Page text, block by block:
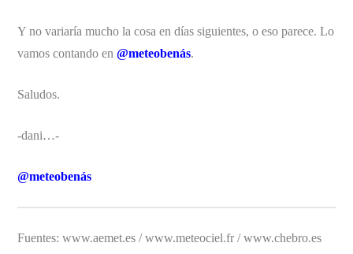
Y no variaría mucho la cosa en días siguientes, o eso parece. Lo
vamos contando en@meteobenás.
Saludos.
-dani…-
@meteobenás
Fuentes: www.aemet.es / www.meteociel.fr / www.chebro.es